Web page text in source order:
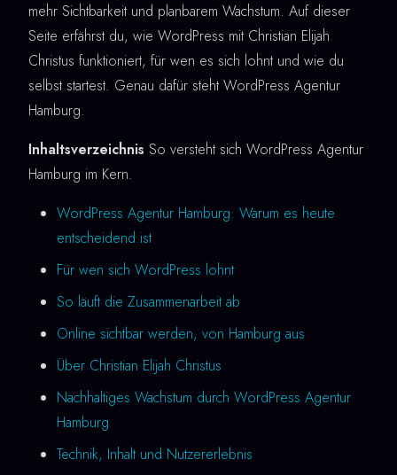
mehr Sichtbarkeit und planbarem Wachstum. Auf dieser
Seite erfährst du, wie WordPress mit Christian Elijah
Christus funktioniert, für wen es sich lohnt und wie du
selbst startest. Genau dafür steht WordPress Agentur
Hamburg.
Inhaltsverzeichnis So versteht sich WordPress Agentur
Hamburg im Kern.
WordPress Agentur Hamburg: Warum es heute
entscheidend ist
Für wen sich WordPress lohnt
So läuft die Zusammenarbeit ab
Online sichtbar werden, von Hamburg aus
Über Christian Elijah Christus
Nachhaltiges Wachstum durch WordPress Agentur
Hamburg
Technik, Inhalt und Nutzererlebnis